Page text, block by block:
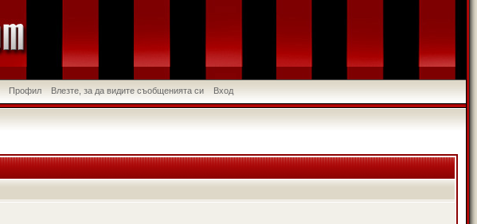
Профил Влезте, за да видите съобщенията си Вход